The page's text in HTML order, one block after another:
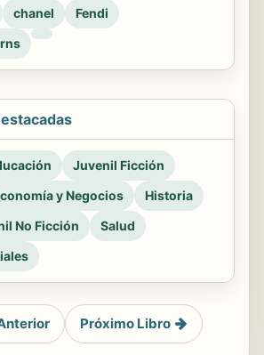
chanel
Fendi
Juvenil Ficción
y Negocios
Historia
No Ficción
Salud
Próximo Libro